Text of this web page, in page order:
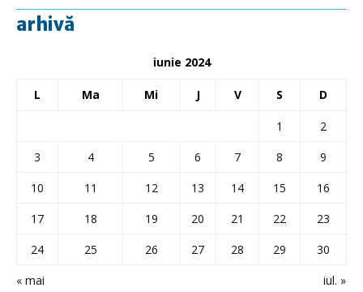
arhivă
iunie 2024
L Ma Mi J V S D
« mai iul. »
1
2
3
4 5 6 7 8
9
10
11 12 13 14 15
16
17
18 19 20 21 22
23
24
25 26 27 28 29 30